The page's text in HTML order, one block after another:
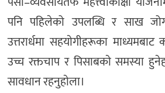
पनि पहिलेको उपलब्धि र साख
उत्तरार्धमा सहयाेगीहरूका
उच्च रक्तचाप र पिसाबकाे समस्या
सावधान रहनुहाेला।